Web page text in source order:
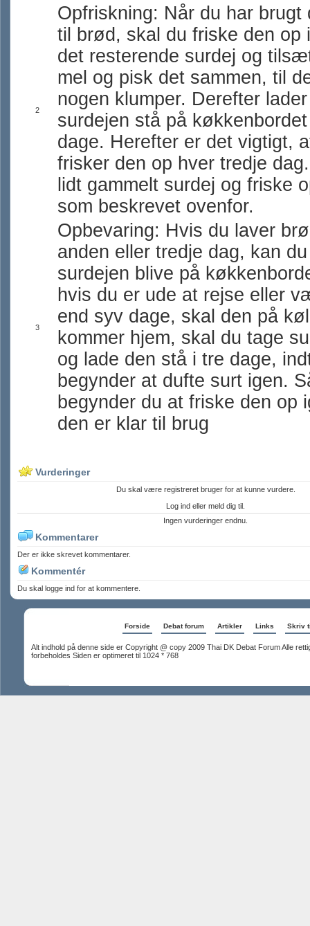
2
Opfriskning: Når du har brugt
til brød, skal du friske den op
det resterende surdej og
mel og pisk det sammen, til
nogen klumper. Derefter
surdejen stå på
dage. Herefter er det vigtigt,
frisker den op hver tredje
lidt gammelt surdej og friske
som beskrevet ovenfor.
3
Opbevaring: Hvis du laver
anden eller tredje dag, kan
surdejen blive på
hvis du er ude at rejse eller
end syv dage, skal den på
kommer hjem, skal du tage
og lade den stå i tre dage,
begynder at dufte surt igen.
begynder du at friske den op
den er klar til brug
Vurderinger
Du skal være registreret bruger for at kunne vurdere.
Log ind eller meld dig til.
Ingen vurderinger endnu.
Kommentarer
Der er ikke skrevet kommentarer.
Kommentér
Du skal logge ind for at kommentere.
Forside Debat forum Artikler Links Skriv
Alt indhold på denne side er Copyright @ copy 2009 Thai DK Debat Forum Alle
forbeholdes Siden er optimeret til 1024 * 768